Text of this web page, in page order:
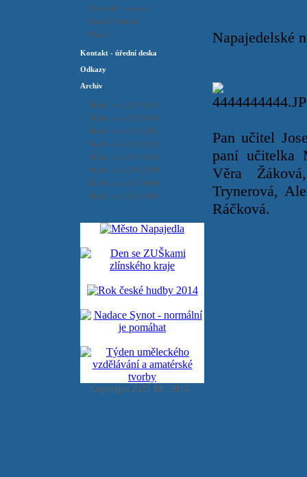
Pozvánky, koncerty
Rudolf Firkušný
Různé
Kontakt - úřední deska
Odkazy
Archiv
Školní rok 2013/2014
Školní rok 2012/2013
Školní rok 2011/2012
Školní rok 2010/2011
Školní rok 2009/2010
Školní rok 2008/2009
Školní rok 2007/2008
Školní rok 2006/2007
Napajedelské
Pan učitel
paní učitelka
Věra
Trynerová,
Ráčková.
Copyright ZUŠ RF, 2015